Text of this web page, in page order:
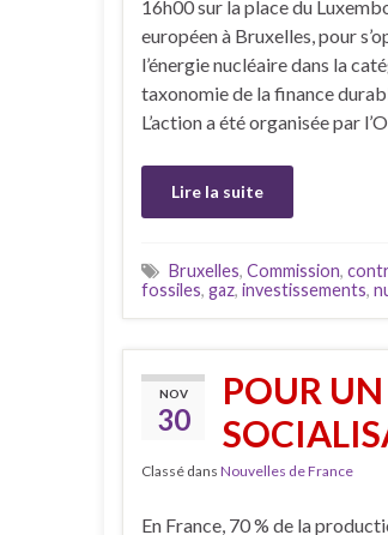
16h00 sur la place du
européen à Bruxelles, pour
l’énergie nucléaire dans la
taxonomie de la finance
L’action a été organisée par
Lire la suite
Bruxelles, Commission,
fossiles, gaz, investissements,
NOV
30
POUR
Classé dans Nouvelles de France
En France, 70 % de la